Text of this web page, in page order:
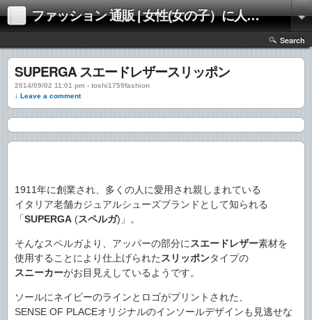
ファッション 通販 | 女性(女の子）に人気のファッションの通販 | 情報
Search
SUPERGA スエードレザースリッポン
2014/09/02 11:01 pm › toshi1759fashion
↓ Leave a comment
1911年に創業され、多くの人に愛用され親しまれている
イタリア老舗カジュアルシューズブランドとして知られる
「SUPERGA (スペルガ)」。
そんなスペルガより、アッパーの部分に スエードレザー素材を
使用することにより仕上げられた スリッポンタイプの
スニーカーがお目見えしているようです。
ソールにネイビーのラインとロゴがプリントされた、
SENSE OF PLACEオリジナルのインソールデザインも見逃せな